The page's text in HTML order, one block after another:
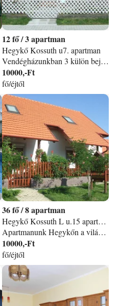
12 /3 apartman
Hegykő Kossuth u7. apartman
Vendégházunkban 3 külön bejáratú apartman található, mindegyikben 2-2 szoba, felszerelt konyha, zuhanyzó, wc. /összesen 12 férőhely+ pótágy / Zárt udvarban lehet parkolni, a kertben grillezőhely van kialakítva. A házhoz tartozó kertben, árnyas fák között pihenhet, hallgathatja a madarak énekét. Sporteszközök: asztalitenisz, tollaslabda, lengőteke, kerékpárkölcsönzés. Hegykőn gyógyvízű termálfürdő működik, amely egész évben nyitva van. Kirándulási célok: Sopron 20km, Fertőd-Eszterházy kastély 6 km, Nagycenk-Széchenyi kastély 9 km, Fertőrákos-Kőfejtő 16km.
10000,-Ft
fő/éjtől
36 /8 apartman
Hegykő Kossuth L u.15 apartman
Apartmanunk Hegykőn a világörökség részévé nyilvánított Fertő-tó partján fekszik. A Győrt Sopronnal összekötő 85-ös főútról közelíthető meg. A faluban termálfürdő üzemel, amely egész évben várja a gyógyulni és strandolni vágyokat. Apartmanunk a régiót megismerni vágyóknak kitűnő kiinduló pont. A természet kedvelőknek a Nemzeti Park érdekes látnivalókat és túrákat kínál. A Fertő-tót megkerülő kerékpárút a ház előtt halad el.
10000,-Ft
fő/éjtől